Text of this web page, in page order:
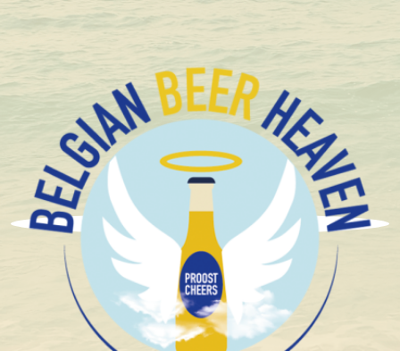
+1.600 Belgische speciaalbieren in stock
Brouwerij 3 Fonteinen
3 Fonteinen Oude Kriek
2016 75Cl
alcohol Rood/Roze
Spontane Gisting
Zuur Bier Limited
Zure bieren Fruitig
Lambiek
God's Safe
14° plato